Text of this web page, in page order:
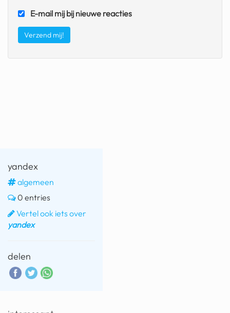
bakelse princess taart
dunkin donuts
ryanair
armand duplantis
duitsland
chevrolet mohawk
E-mail mij bij nieuwe reacties
yandex
algemeen
0 entries
Vertel ook iets over
yandex
delen